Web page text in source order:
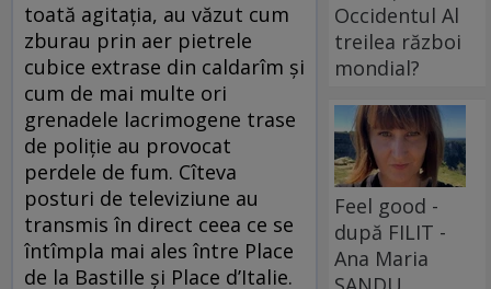
toată agitaţia, au văzut cum
zburau prin aer pietrele
cubice extrase din caldarîm şi
cum de mai multe ori
grenadele lacrimogene trase
de poliţie au provocat
perdele de fum. Cîteva
posturi de televiziune au
transmis în direct ceea ce se
întîmpla mai ales între Place
de la Bastille şi Place d’Italie.
Occidentul Al
treilea război
mondial?
Feel good -
după FILIT -
Ana Maria